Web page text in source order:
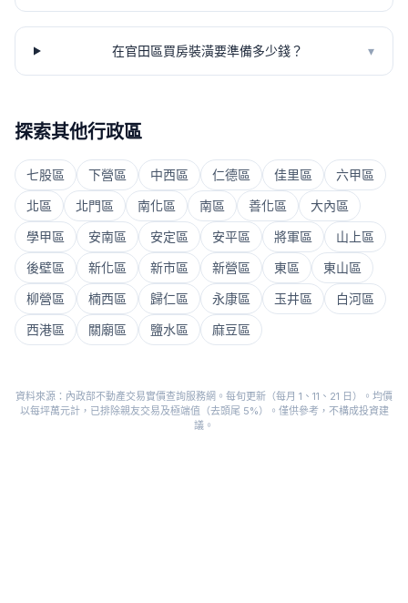
在官田區買房裝潢要準備多少錢？ ▾
探索其他行政區
七股區 下營區 中西區 仁德區 佳里區
六甲區
北區
北門區 南化區 南區 善化區
大內區
學甲區
安南區 安定區 安平區 將軍區
山上區
後壁區
新化區 新市區 新營區 東區
東山區
柳營區
楠西區 歸仁區 永康區 玉井區
白河區
西港區
關廟區 鹽水區 麻豆區
資料來源：內政部不動產交易實價查詢服務網。每旬更新（每月 1、11、21 日）。均價
以每坪萬元計，已排除親友交易及極端值（去頭尾 5%）。僅供參考，不構成投資建
議。